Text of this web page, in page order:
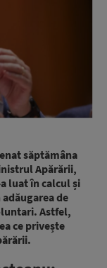
săptămâna
Apărării,
luat în calcul și
de
Astfel,
ce privește